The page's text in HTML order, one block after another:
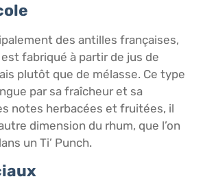
des antilles françaises,
fabriqué à partir de jus de
plutôt que de mélasse. Ce type
par sa fraîcheur et sa
notes herbacées et fruitées, il
dimension du rhum, que l’on
un Ti’ Punch.